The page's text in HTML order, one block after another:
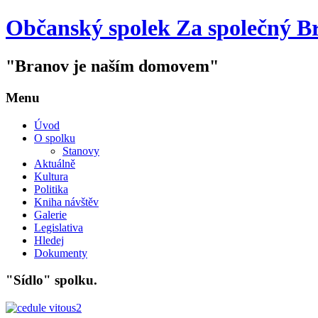
Občanský spolek Za společný
"Branov je naším domovem"
Menu
Úvod
O spolku
Stanovy
Aktuálně
Kultura
Politika
Kniha návštěv
Galerie
Legislativa
Hledej
Dokumenty
"Sídlo" spolku.